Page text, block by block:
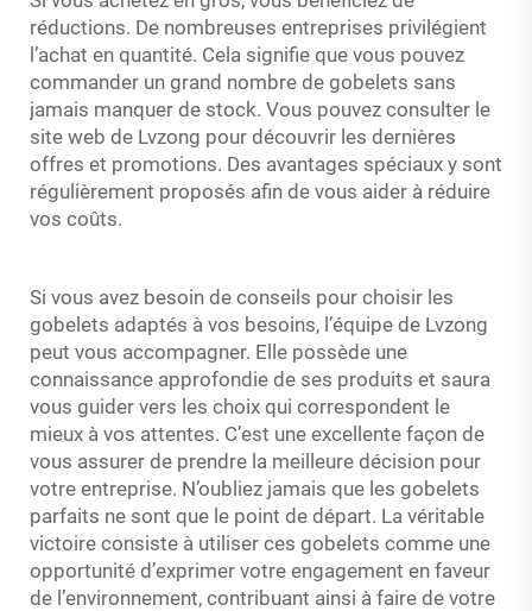
réductions. De nombreuses entreprises privilégient
l’achat en quantité. Cela signifie que vous pouvez
commander un grand nombre de gobelets sans
jamais manquer de stock. Vous pouvez consulter le
site web de Lvzong pour découvrir les dernières
offres et promotions. Des avantages spéciaux y sont
régulièrement proposés afin de vous aider à réduire
vos coûts.
Si vous avez besoin de conseils pour choisir les
gobelets adaptés à vos besoins, l’équipe de Lvzong
peut vous accompagner. Elle possède une
connaissance approfondie de ses produits et saura
vous guider vers les choix qui correspondent le
mieux à vos attentes. C’est une excellente façon de
vous assurer de prendre la meilleure décision pour
votre entreprise. N’oubliez jamais que les gobelets
parfaits ne sont que le point de départ. La véritable
victoire consiste à utiliser ces gobelets comme une
opportunité d’exprimer votre engagement en faveur
de l’environnement, contribuant ainsi à faire de votre